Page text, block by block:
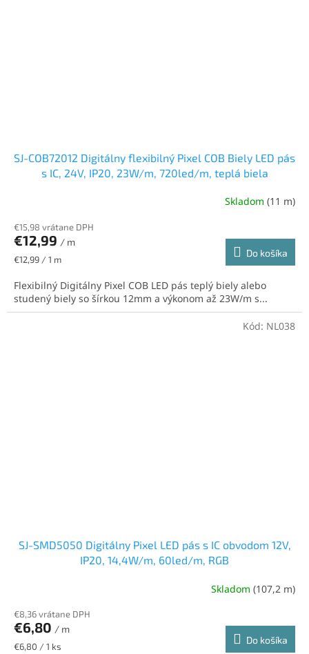
SJ-COB72012 Digitálny flexibilný Pixel COB Biely LED pás
s IC, 24V, IP20, 23W/m, 720led/m, teplá biela
Skladom (11 m)
€15,98 vrátane DPH
€12,99 / m
Jednotková
€12,99 / 1 m
Do košíka
Flexibilný Digitálny Pixel COB LED pás teplý biely alebo
studený biely so šírkou 12mm a výkonom až 23W/m s...
SJ-SMD5050 Digitálny Pixel LED pás s IC obvodom 12V,
IP20, 14,4W/m, 60led/m, RGB
produktu
je
5,0
Skladom(107,2 m)
€8,36 vrátane DPH
€6,80 / m
Jednotková
€6,80 / 1 ks
Do košíka
Kód: NL038